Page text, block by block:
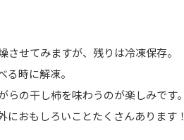
させてみますが、残りは冷凍保存。
る時に解凍。
らの干し柿を味わうのが楽しみです。
におもしろいことたくさんあります！